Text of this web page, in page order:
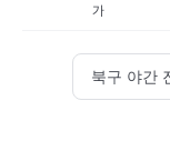
가
북구 야간